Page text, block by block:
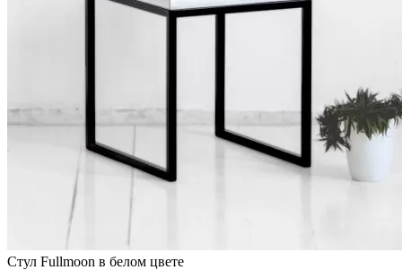
Стул Fullmoon в белом цвете